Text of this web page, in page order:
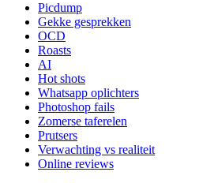
Picdump
Gekke gesprekken
OCD
Roasts
AI
Hot shots
Whatsapp oplichters
Photoshop fails
Zomerse taferelen
Prutsers
Verwachting vs realiteit
Online reviews